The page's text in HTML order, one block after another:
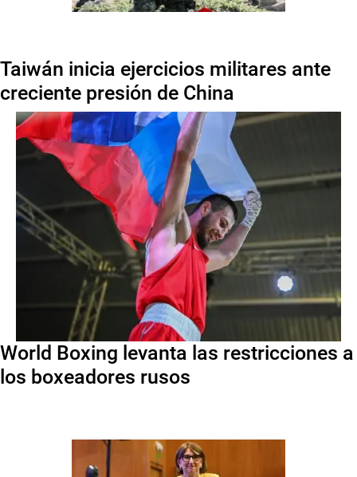
Taiwán inicia ejercicios militares ante
creciente presión de China
World Boxing levanta las restricciones a
los boxeadores rusos